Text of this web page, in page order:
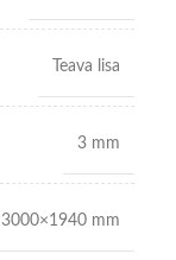
Teava lisa
3 mm
3000×1940 mm